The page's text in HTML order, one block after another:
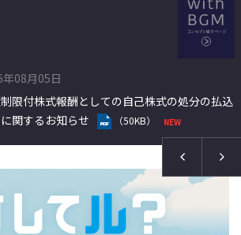
2026年08月05日
2027年３月期 第１四半期決算短信〔日本基準
（連結）
（590KB）